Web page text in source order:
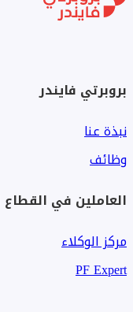
منطقة تجارية وهايبر
تفاصيل السعر والسداد:
تقسيط حتى 4 سنوات
اختيار مناسب للي
في قلب الشيخ زايد.
بروبرتي فايندر
نبذة عنا
وظائف
العاملين في القطاع
مركز الوكلاء
PF Expert